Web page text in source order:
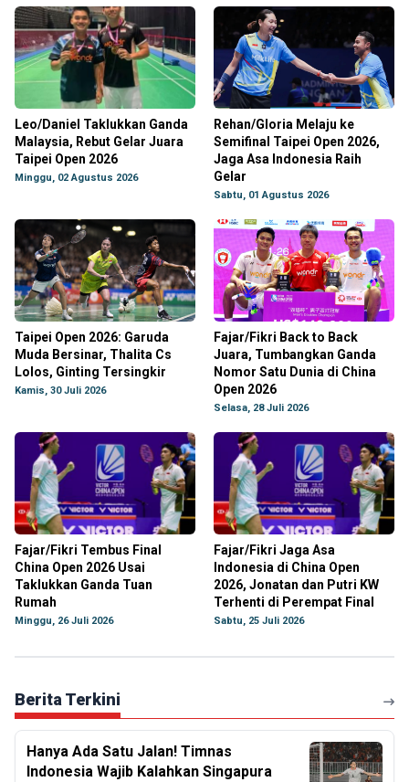
Leo/Daniel Taklukkan Ganda
Malaysia, Rebut Gelar Juara
Taipei Open 2026
Minggu, 02 Agustus 2026
Rehan/Gloria Melaju ke
Semifinal Taipei Open 2026,
Jaga Asa Indonesia Raih
Gelar
Sabtu, 01 Agustus 2026
Taipei Open 2026: Garuda
Muda Bersinar, Thalita Cs
Lolos, Ginting Tersingkir
Kamis, 30 Juli 2026
Fajar/Fikri Back to Back
Juara, Tumbangkan Ganda
Nomor Satu Dunia di China
Open 2026
Selasa, 28 Juli 2026
Fajar/Fikri Tembus Final
China Open 2026 Usai
Taklukkan Ganda Tuan
Rumah
Minggu, 26 Juli 2026
Fajar/Fikri Jaga Asa
Indonesia di China Open
2026, Jonatan dan Putri KW
Terhenti di Perempat Final
Sabtu, 25 Juli 2026
Berita Terkini
Hanya Ada Satu Jalan! Timnas
Indonesia Wajib Kalahkan Singapura